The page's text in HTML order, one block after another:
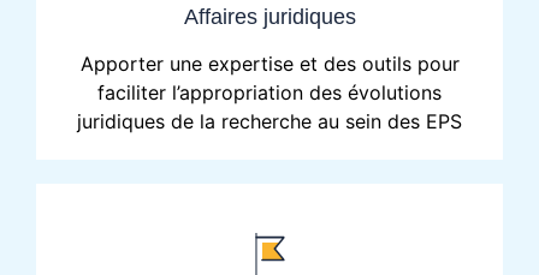
Affaires juridiques
Apporter une expertise et des outils pour
faciliter l’appropriation des évolutions
juridiques de la recherche au sein des EPS